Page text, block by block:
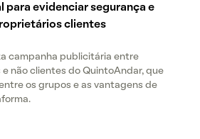
para evidenciar segurança e
clientes
campanha publicitária entre
não clientes do QuintoAndar, que
os grupos e as vantagens de